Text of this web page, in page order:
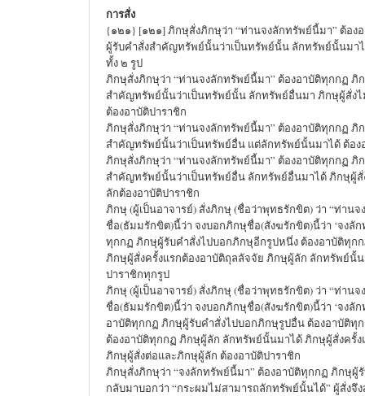
การสั่ง
{๑๒๑} [๑๒๑] ภิกษุสั่งภิกษุว่า “ท่านจงลักทรัพย์นี้มา” ต้อง
ผู้รับคำสั่งสำคัญทรัพย์นั้นว่าเป็นทรัพย์นั้น ลักทรัพย์นั้นมา
ทั้ง ๒ รูป
ภิกษุสั่งภิกษุว่า “ท่านจงลักทรัพย์นี้มา” ต้องอาบัติทุกกฏ ภิ
สำคัญทรัพย์นั้นว่าเป็นทรัพย์นั้น ลักทรัพย์อื่นมา ภิกษุผู้สั่ง
ต้องอาบัติปาราชิก
ภิกษุสั่งภิกษุว่า “ท่านจงลักทรัพย์นี้มา” ต้องอาบัติทุกกฏ ภิ
สำคัญทรัพย์นั้นว่าเป็นทรัพย์อื่น แต่ลักทรัพย์นั้นมาได้ ต้อง
ภิกษุสั่งภิกษุว่า “ท่านจงลักทรัพย์นี้มา” ต้องอาบัติทุกกฏ ภิ
สำคัญทรัพย์นั้นว่าเป็นทรัพย์อื่น ลักทรัพย์อื่นมาได้ ภิกษุผู้สั่
ลักต้องอาบัติปาราชิก
ภิกษุ (ผู้เป็นอาจารย์) สั่งภิกษุ (ชื่อว่าพุทธรักขิต) ว่า “ท่าน
ชื่อ(ธัมมรักขิต)นี้ว่า จงบอกภิกษุชื่อ(สังฆรักขิต)นี้ว่า ‘จงลั
ทุกกฏ ภิกษุผู้รับคำสั่งไปบอกภิกษุอีกรูปหนึ่ง ต้องอาบัติทุก
ภิกษุผู้สั่งครั้งแรกต้องอาบัติถุลลัจจัย ภิกษุผู้ลัก ลักทรัพย์นั้
ปาราชิกทุกรูป
ภิกษุ (ผู้เป็นอาจารย์) สั่งภิกษุ (ชื่อว่าพุทธรักขิต) ว่า “ท่าน
ชื่อ(ธัมมรักขิต)นี้ว่า จงบอกภิกษุชื่อ(สังฆรักขิต)นี้ว่า ‘จงลั
อาบัติทุกกฏ ภิกษุผู้รับคำสั่งไปบอกภิกษุรูปอื่น ต้องอาบัติทุ
ต้องอาบัติทุกกฏ ภิกษุผู้ลัก ลักทรัพย์นั้นมาได้ ภิกษุผู้สั่งครั้ง
ภิกษุผู้สั่งต่อและภิกษุผู้ลัก ต้องอาบัติปาราชิก
ภิกษุสั่งภิกษุว่า “จงลักทรัพย์นี้มา” ต้องอาบัติทุกกฏ ภิกษุผู้
กลับมาบอกว่า “กระผมไม่สามารถลักทรัพย์นั้นได้” ผู้สั่งจึ